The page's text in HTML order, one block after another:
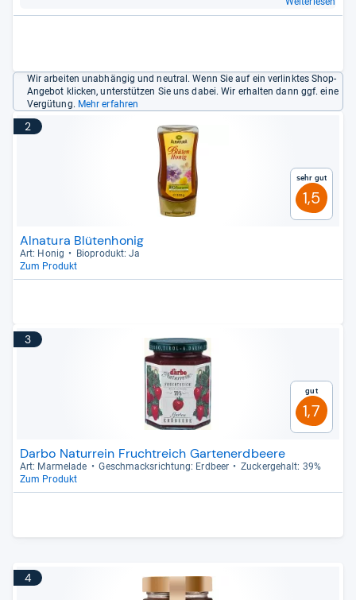
Wir arbeiten unabhängig und neutral. Wenn Sie auf ein verlinktes Shop-
Angebot klicken, unterstützen Sie uns dabei. Wir erhalten dann ggf. eine
Vergütung. Mehr erfahren
2
Sehr gut
1,5
Alnatura Blütenhonig
Art: Honig
Bio­pro­dukt: Ja
Zum Produkt
3
Gut
1,7
Darbo Naturrein Fruchtreich Gartenerdbeere
Art: Mar­me­lade Geschmacks­rich­tung: Erd­beer
Zucker­ge­halt: 39%
Zum Produkt
4